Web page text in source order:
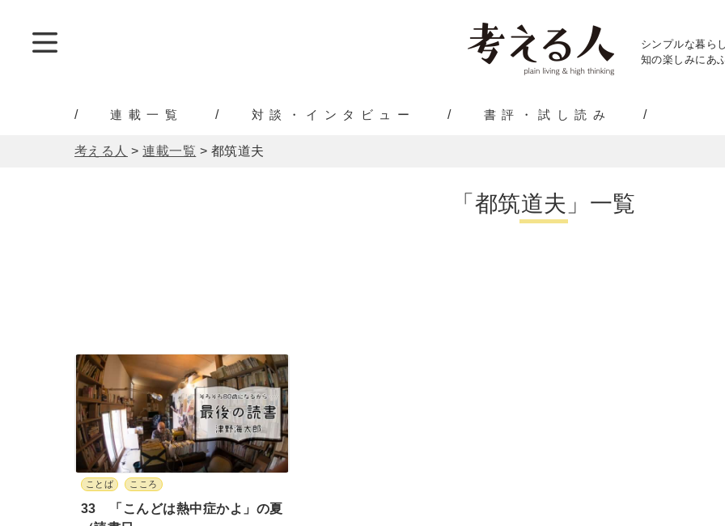
シンプルな暮ら
知の楽しみにあ
連載一覧 対談・インタビュー 書評・試し読み
考える人 >連載一覧 > 都筑道夫
「都筑道夫」一覧
ことば こころ
33 「こんどは熱中症かよ」の夏